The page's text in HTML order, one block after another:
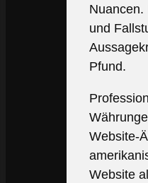
Nuancen.
und
Pfund.
Website-
Website